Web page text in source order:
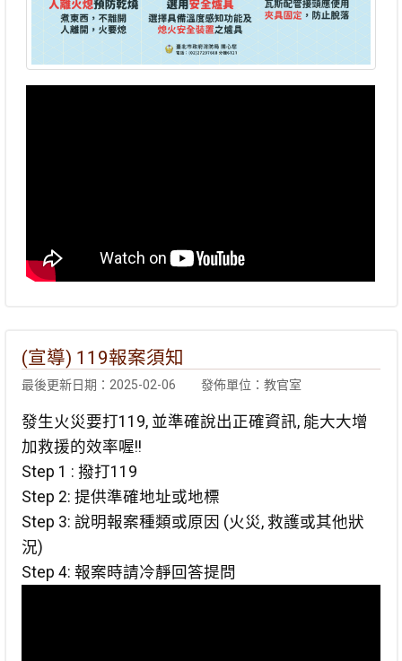
(宣導) 119報案須知
最後更新日期：2025-02-06 發佈單位：教官室
發生火災要打119, 並準確說出正確資訊, 能大大增
加救援的效率喔!!
Step 1 : 撥打119
Step 2: 提供準確地址或地標
Step 3: 說明報案種類或原因 (火災, 救護或其他狀
況)
Step 4: 報案時請冷靜回答提問